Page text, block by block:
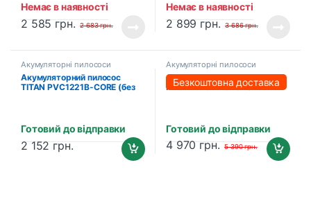
Немає в наявності
2 585 грн. 2 683грн.
Немає в наявності
2 899 грн. 3 686грн.
Акумуляторні пилососи
Акумуляторний пилосос
TITAN PVC1221B-CORE (без
Готовий до відправки
2 152 грн.
Акумуляторні пилососи
Безкоштовна доставка
Акумуляторний пилосос
PROFI-TEC PVC2520BL
Готовий до відправки
4 970 грн. 5 390грн.